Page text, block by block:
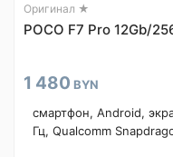
Оригинал ★
POCO F7 Pro 12Gb/
1 480 BYN
смартфон, Android,
Гц, Qualcomm